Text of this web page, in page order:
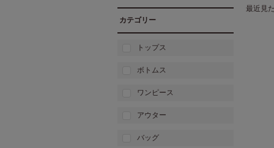
カテゴリー
トップス
ボトムス
ワンピース
アウター
バッグ
最近見